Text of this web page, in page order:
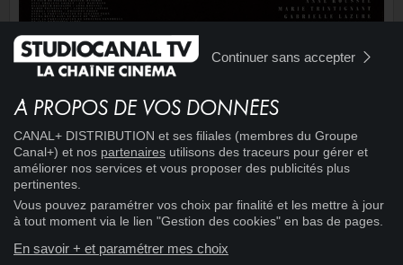
15:21 CINÉMA
Continuer sans accepter
À PROPOS DE VOS DONNÉES
CANAL+ DISTRIBUTION et ses filiales (membres du Groupe
Canal+) et nos partenaires utilisons des traceurs pour gérer et
améliorer nos services et vous proposer des publicités plus
pertinentes.
Vous pouvez paramétrer vos choix par finalité et les mettre à jour
à tout moment via le lien "Gestion des cookies" en bas de pages.
En savoir + et paramétrer mes choix